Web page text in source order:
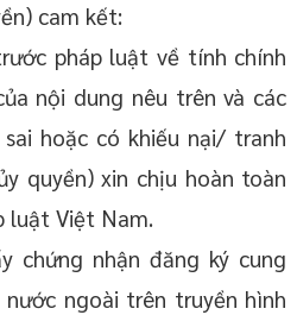
cam kết:
pháp luật về tính chính
nội dung nêu trên và các
hoặc có khiếu nại/ tranh
quyền) xin chịu hoàn toàn
luật Việt Nam.
chứng nhận đăng ký cung
ngoài trên truyền hình